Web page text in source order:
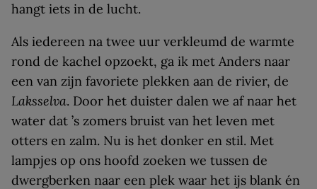
hangt iets in de lucht.
Als iedereen na twee uur verkleumd de warmte
rond de kachel opzoekt, ga ik met Anders naar
een van zijn favoriete plekken aan de rivier, de
Laksselva. Door het duister dalen we af naar het
water dat ’s zomers bruist van het leven met
otters en zalm. Nu is het donker en stil. Met
lampjes op ons hoofd zoeken we tussen de
dwergberken naar een plek waar het ijs blank én